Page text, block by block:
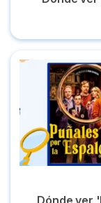
Dónde ver